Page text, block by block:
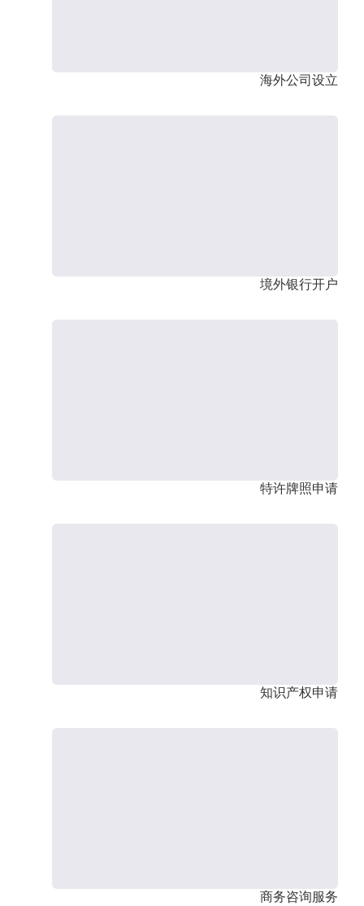
海外公司设立
境外银行开户
特许牌照申请
知识产权申请
商务咨询服务